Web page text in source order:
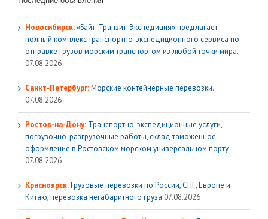
Новосибирск:«Байт-Транзит-Экспедиция» предлагает
полный комплекс транспортно-экспедиционного сервиса по
отправке грузов морским транспортом из любой точки мира.
07.08.2026
Санкт-Петербург:Морские контейнерные перевозки.
07.08.2026
Ростов-на-Дону: Транспортно-экспедиционные услуги,
погрузочно-разгрузочные работы, склад таможенное
оформление в Ростовском морском универсальном порту
07.08.2026
Красноярск:Грузовые перевозки по России, СНГ, Европе и
Китаю, перевозка негабаритного груза 07.08.2026